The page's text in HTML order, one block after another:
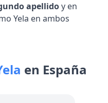
apellidoy en
Yela en ambos
en España